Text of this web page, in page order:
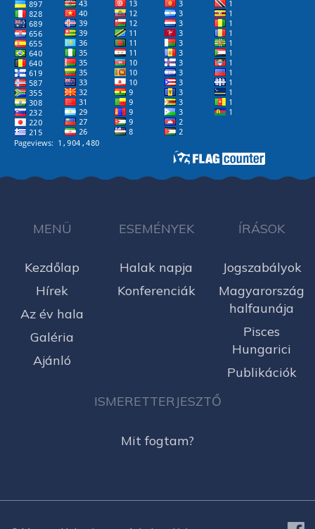
MENÜ
Kezdőlap
Hírek
Az év hala
Galéria
Ajánló
ESEMÉNYEK
Halak napja
Konferenciák
ÍRÁSOK
Jogszabályok
Magyarország
halfaunája
Pisces
Hungarici
Publikációk
ISMERETTERJESZTŐ
Mit fogtam?